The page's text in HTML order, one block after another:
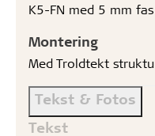
K5-FN med 5 mm
Montering
Med Troldtekt
Tekst & Fotos
Tekst